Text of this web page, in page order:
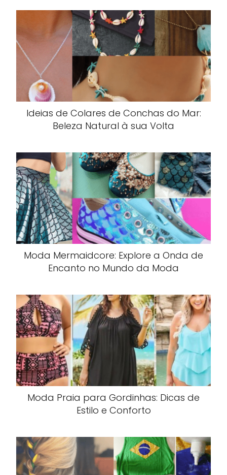
Ideias de Colares de Conchas do Mar:
Beleza Natural à sua Volta
Moda Mermaidcore: Explore a Onda de
Encanto no Mundo da Moda
Moda Praia para Gordinhas: Dicas de
Estilo e Conforto